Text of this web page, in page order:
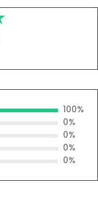
100%
0%
0%
0%
0%